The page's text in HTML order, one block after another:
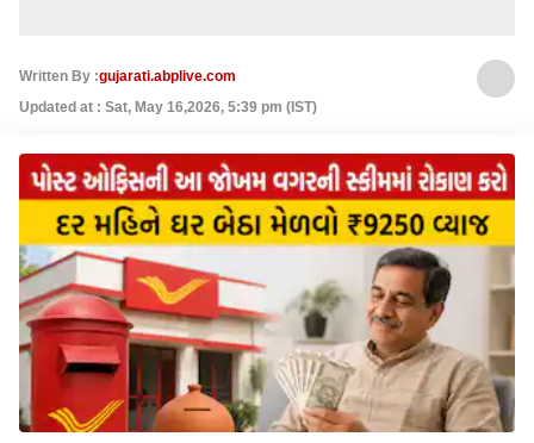
Written By :gujarati.abplive.com
Updated at : Sat, May 16,2026, 5:39 pm (IST)